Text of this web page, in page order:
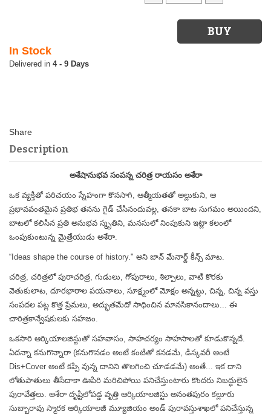
In Stock
4 - 9 Days
Description
అశేషానుభవ సంపన్న చరిత్ర రాయసం అశేరా
ఒక వ్యక్తితో పరిచయం స్నేహంగా కొనసాగి, ఆత్మీయతతో అల్లుకుని, ఆ
ప్రభావవంతమైన ప్రతిభ తనను గైడ్ చేసినందువల్ల, తనకా బాట సుగమం అయిందని,
బాటలో కలిసిన ప్రతి అనుభవ స్మృతిని, మనసులో నింపుకుని ఇట్లా కలంలో
ఒంపుకుంటున్న మైత్రేయుడు అశేరా.
“Ideas shape the course of history." అని జాన్ మేనార్డ్ కీన్స్ మాట.
చరిత్ర, చరిత్రలో పురాచరిత్ర, గుడులు, గోపురాలు, శిల్పాలు, వాటి కొరకు
వెతుకులాట, దూరభారాల పయనాలు, సూక్ష్మంలో మోక్షం అన్నట్టు, చిన్న, చిన్న వస్తు
సంపదల పట్ల కొత్త ప్రేమలు, అద్భుతమేదో సాధించిన మానసికానందాలు... ఈ
చారిత్రకాన్వేషకులకు సహజం.
ఒకసారి ఆర్కియాలజిస్టుతో సహవాసం, సాహచర్యం సాహసాలతో కూడుకొన్నదే.
ఏదన్నా కనుగొన్నారా (కనుగొనడం అంటే కంటితో కనడమే, డిస్కవరీ అంటే
Dis+Cover అంటే కప్పి వున్న దానిని తొలగించి చూడడమే) అంతే... ఇక దాని
లోతుపాతులు తీసేదాకా ఊపిరి మరిచిపోయి పనిచేస్తుంటారు కొందరు నిబద్ధులైన
పురావేత్తలు. అశేరా దృష్టిలోపడ్డ వృత్తి ఆర్కియాలజిస్టు అనంతపురం కల్లూరు
సుబ్బారావు స్మారక ఆర్కియాలజీ మ్యూజియం అండ్ పురావస్తుశాఖలో పనిచేస్తున్న